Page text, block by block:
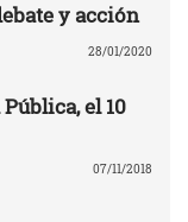
y acción
28/01/2020
el 10
07/11/2018